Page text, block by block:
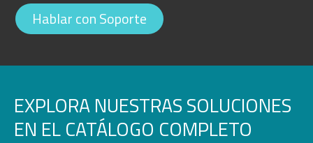
Hablar con Soporte
EXPLORA NUESTRAS SOLUCIONES
EN EL CATÁLOGO COMPLETO